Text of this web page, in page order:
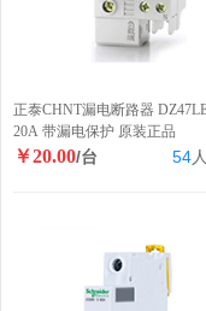
正泰CHNT漏电断路器
20A 带漏电保护 原装正品
￥20.00/台 54人